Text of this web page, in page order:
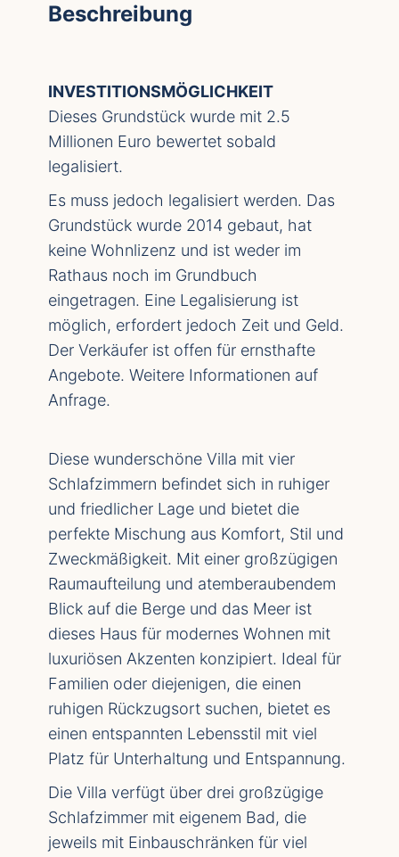
Beschreibung
INVESTITIONSMÖGLICHKEIT
Dieses Grundstück wurde mit 2.5
Millionen Euro bewertet sobald
legalisiert.
Es muss jedoch legalisiert werden. Das
Grundstück wurde 2014 gebaut, hat
keine Wohnlizenz und ist weder im
Rathaus noch im Grundbuch
eingetragen. Eine Legalisierung ist
möglich, erfordert jedoch Zeit und Geld.
Der Verkäufer ist offen für ernsthafte
Angebote. Weitere Informationen auf
Anfrage.
Diese wunderschöne Villa mit vier
Schlafzimmern befindet sich in ruhiger
und friedlicher Lage und bietet die
perfekte Mischung aus Komfort, Stil und
Zweckmäßigkeit. Mit einer großzügigen
Raumaufteilung und atemberaubendem
Blick auf die Berge und das Meer ist
dieses Haus für modernes Wohnen mit
luxuriösen Akzenten konzipiert. Ideal für
Familien oder diejenigen, die einen
ruhigen Rückzugsort suchen, bietet es
einen entspannten Lebensstil mit viel
Platz für Unterhaltung und Entspannung.
Die Villa verfügt über drei großzügige
Schlafzimmer mit eigenem Bad, die
jeweils mit Einbauschränken für viel